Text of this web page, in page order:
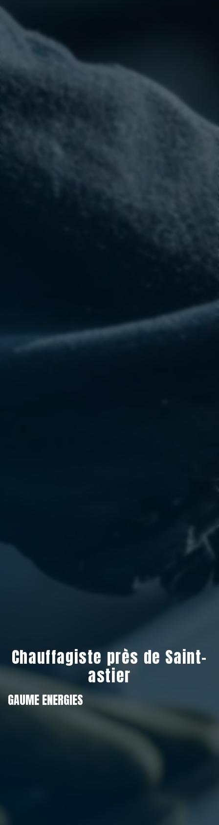
Chauffagiste près de Saint-
astier
GAUME ENERGIES